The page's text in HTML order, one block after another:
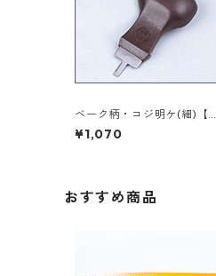
ベーク柄・コジ明ケ(細)【A
RT49320】
¥1,070
おすすめ商品